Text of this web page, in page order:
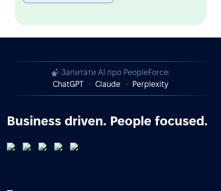
Запитати AI про PeopleForce:
ChatGPT
Claude Perplexity
Business driven. People focused.